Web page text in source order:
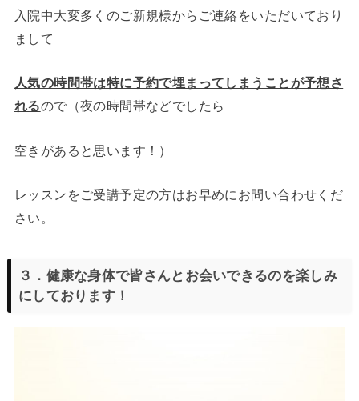
入院中大変多くのご新規様からご連絡をいただいており
まして
人気の時間帯は特に予約で埋まってしまうことが予想さ
れるので（夜の時間帯などでしたら
空きがあると思います！）
レッスンをご受講予定の方はお早めにお問い合わせくだ
さい。
３．健康な身体で皆さんとお会いできるのを楽しみ
にしております！